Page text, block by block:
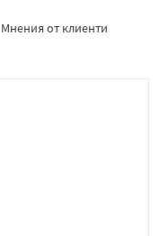
Мнения от клиенти